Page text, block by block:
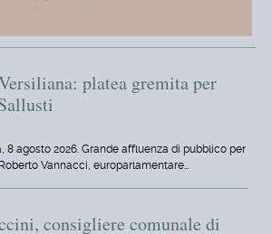
platea gremita per
8 agosto 2026. Grande affluenza di pubblico per
Vannacci, europarlamentare…
consigliere comunale di